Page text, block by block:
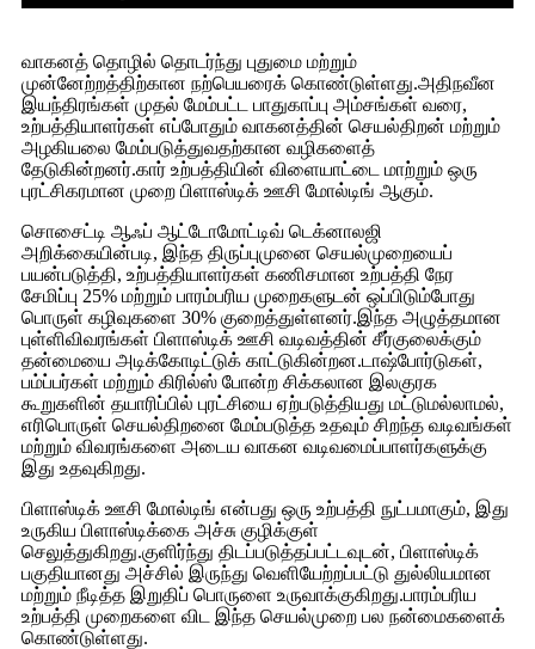
வாகனத் தொழில் தொடர்ந்து புதுமை மற்றும்
முன்னேற்றத்திற்கான நற்பெயரைக் கொண்டுள்ளது.அதிநவீன
இயந்திரங்கள் முதல் மேம்பட்ட பாதுகாப்பு அம்சங்கள் வரை,
உற்பத்தியாளர்கள் எப்போதும் வாகனத்தின் செயல்திறன் மற்றும்
அழகியலை மேம்படுத்துவதற்கான வழிகளைத்
தேடுகின்றனர்.கார் உற்பத்தியின் விளையாட்டை மாற்றும் ஒரு
புரட்சிகரமான முறை பிளாஸ்டிக் ஊசி மோல்டிங் ஆகும்.
சொசைட்டி ஆஃப் ஆட்டோமோட்டிவ் டெக்னாலஜி
அறிக்கையின்படி, இந்த திருப்புமுனை செயல்முறையைப்
பயன்படுத்தி, உற்பத்தியாளர்கள் கணிசமான உற்பத்தி நேர
சேமிப்பு 25% மற்றும் பாரம்பரிய முறைகளுடன் ஒப்பிடும்போது
பொருள் கழிவுகளை 30% குறைத்துள்ளனர்.இந்த அழுத்தமான
புள்ளிவிவரங்கள் பிளாஸ்டிக் ஊசி வடிவத்தின் சீர்குலைக்கும்
தன்மையை அடிக்கோடிட்டுக் காட்டுகின்றன.டாஷ்போர்டுகள்,
பம்ப்பர்கள் மற்றும் கிரில்ஸ் போன்ற சிக்கலான இலகுரக
கூறுகளின் தயாரிப்பில் புரட்சியை ஏற்படுத்தியது மட்டுமல்லாமல்,
எரிபொருள் செயல்திறனை மேம்படுத்த உதவும் சிறந்த வடிவங்கள்
மற்றும் விவரங்களை அடைய வாகன வடிவமைப்பாளர்களுக்கு
இது உதவுகிறது.
பிளாஸ்டிக் ஊசி மோல்டிங் என்பது ஒரு உற்பத்தி நுட்பமாகும், இது
உருகிய பிளாஸ்டிக்கை அச்சு குழிக்குள்
செலுத்துகிறது.குளிர்ந்து திடப்படுத்தப்பட்டவுடன், பிளாஸ்டிக்
பகுதியானது அச்சில் இருந்து வெளியேற்றப்பட்டு துல்லியமான
மற்றும் நீடித்த இறுதிப் பொருளை உருவாக்குகிறது.பாரம்பரிய
உற்பத்தி முறைகளை விட இந்த செயல்முறை பல நன்மைகளைக்
கொண்டுள்ளது.